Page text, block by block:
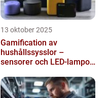
13 oktober 2025
Gamification av
hushållssysslor –
sensorer och LED-lampor